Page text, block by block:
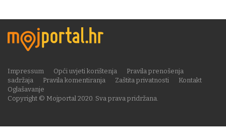
Copyright © Mojportal 2020. Sva prava pridržana.
Impressum Opći uvjeti korištenja
Pravila prenošenja
sadržaja
Pravila komentiranja Zaštita privatnosti
Kontakt
Oglašavanje